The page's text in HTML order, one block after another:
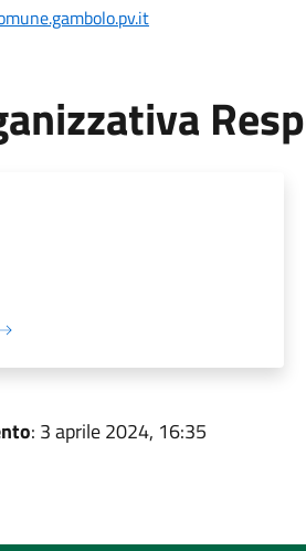
: 3 aprile 2024, 16:35